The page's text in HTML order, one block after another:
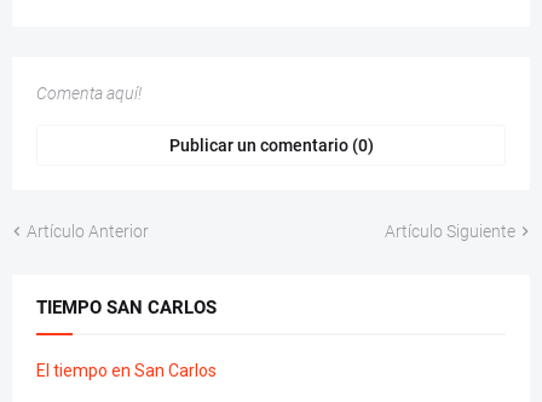
Comenta aquí!
Publicar un comentario (0)
Artículo Anterior Artículo Siguiente
TIEMPO SAN CARLOS
El tiempo en San Carlos